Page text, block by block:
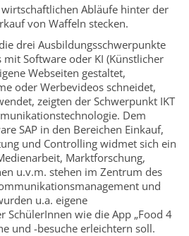
Abläufe hinter der
von Waffeln stecken.
drei Ausbildungsschwerpunkte
mit Software oder KI (Künstlicher
Webseiten gestaltet,
oder Werbevideos schneidet,
zeigten der Schwerpunkt IKT
Dem
SAP in den Bereichen Einkauf,
und Controlling widmet sich ein
Marktforschung,
u.v.m. stehen im Zentrum des
und
u.a. eigene
SchülerInnen wie die App „Food 4
und -besuche erleichtern soll.